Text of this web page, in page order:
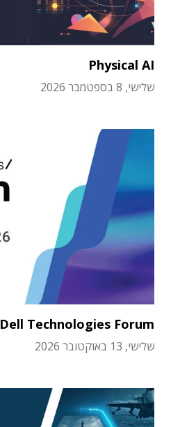
Physical AI
שלישי, 8 בספטמבר 2026
Dell Technologies Forum
שלישי, 13 באוקטובר 2026